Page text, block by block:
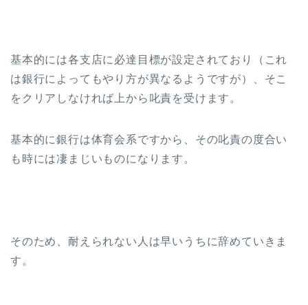
基本的には各支店に必達目標が設定されており（これ
は銀行によってもやり方が異なるようですが）、そこ
をクリアしなければ上から叱責を受けます。
基本的に銀行は体育会系ですから、その叱責の度合い
も時には凄まじいものになります。
そのため、耐えられない人は早いうちに辞めていきま
す。